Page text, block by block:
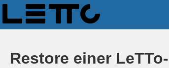
Restore einer